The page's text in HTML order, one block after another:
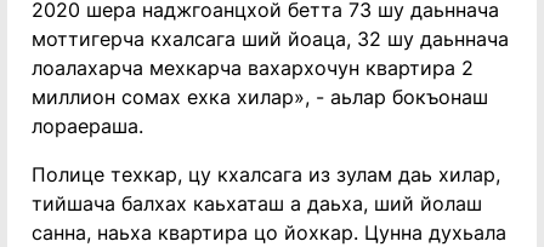
2020 шера наджгоанцхой бетта 73 шу даьннача
моттигерча кхалсага ший йоаца, 32 шу даьннача
лоалахарча мехкарча вахархочун квартира 2
миллион сомах ехка хилар», - аьлар бокъонаш
лораераша.
Полице техкар, цу кхалсага из зулам даь хилар,
тийшача балхах каьхаташ а даьха, ший йолаш
санна, наьха квартира цо йохкар. Цунна духьала